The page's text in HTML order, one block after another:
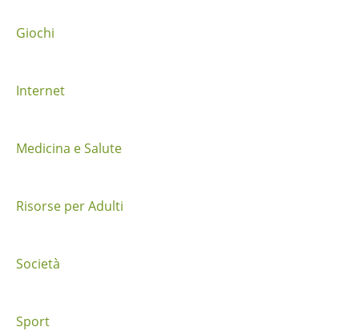
a
p
o
t
Giochi
Internet
Medicina e Salute
Risorse per Adulti
Società
Sport